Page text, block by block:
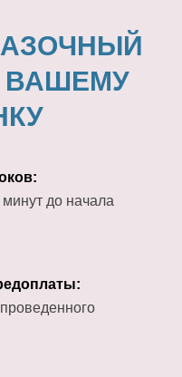
ВАШЕМУ
до начала